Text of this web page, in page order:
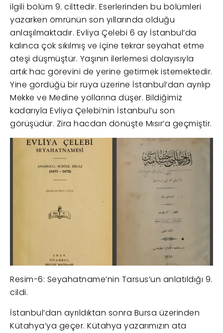
ilgili bölüm 9. cilttedir. Eserlerinden bu bölümleri
yazarken ömrünün son yıllarında olduğu
anlaşılmaktadır. Evliya Çelebi 6 ay İstanbul’da
kalınca çok sıkılmış ve içine tekrar seyahat etme
ateşi düşmüştür. Yaşının ilerlemesi dolayısıyla
artık hac görevini de yerine getirmek istemektedir.
Yine gördüğü bir rüya üzerine İstanbul’dan ayrılıp
Mekke ve Medine yollarına düşer. Bildiğimiz
kadarıyla Evliya Çelebi’nin İstanbul’u son
görüşüdür. Zira hacdan dönüşte Mısır’a geçmiştir.
Resim-6: Seyahatname’nin Tarsus’un anlatıldığı 9.
cildi.
İstanbul’dan ayrıldıktan sonra Bursa üzerinden
Kütahya’ya geçer. Kütahya yazarımızın ata